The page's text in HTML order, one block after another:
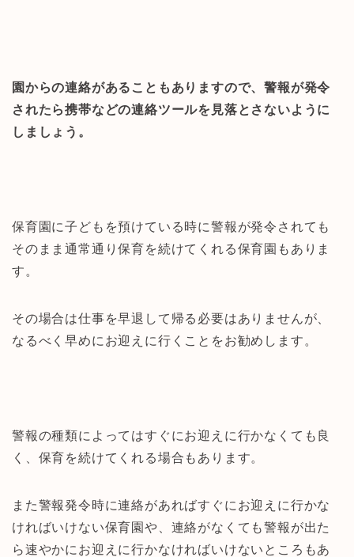
園からの連絡があることもありますので、警報が発令
されたら携帯などの連絡ツールを見落とさないように
しましょう。
保育園に子どもを預けている時に警報が発令されても
そのまま通常通り保育を続けてくれる保育園もありま
す。
その場合は仕事を早退して帰る必要はありませんが、
なるべく早めにお迎えに行くことをお勧めします。
警報の種類によってはすぐにお迎えに行かなくても良
く、保育を続けてくれる場合もあります。
また警報発令時に連絡があればすぐにお迎えに行かな
ければいけない保育園や、連絡がなくても警報が出た
ら速やかにお迎えに行かなければいけないところもあ